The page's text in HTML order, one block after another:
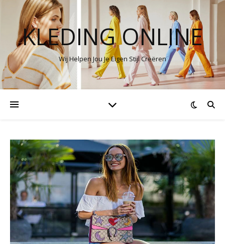
KLEDING ONLINE
Wij Helpen Jou Je Eigen Stijl Creëren